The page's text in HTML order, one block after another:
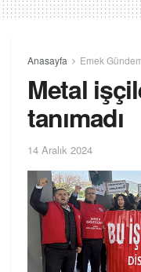
Anasayfa Emek
Metal
tanımadı
14 Aralık 2024